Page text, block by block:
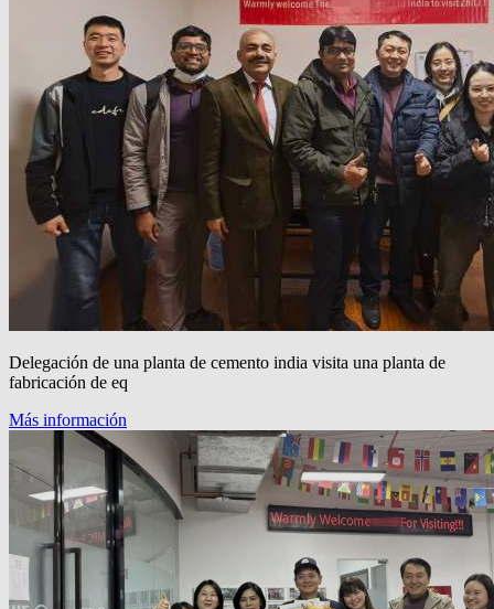
Delegación de una planta de cemento india visita una planta de
fabricación de eq
Más información